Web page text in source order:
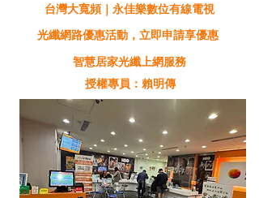
台灣大寬頻｜永佳樂數位有線電視
光纖網路優惠活動，立即申請享優惠
智慧居家光纖上網服務
授權專員：賴明傳